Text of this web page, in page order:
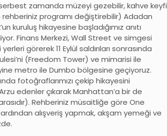
zamanda müzeyi gezebilir, kahve keyfi
rehberiniz programı değiştirebilir) Adadan
kuruluş hikayesine başladığımız anıtı
Finans Merkezi, Wall Street ve simgesi
görerek 11 Eylül saldırıları sonrasında
(Freedom Tower) ve mimarisi ile
metro ile Dumbo bölgesine geçiyoruz.
fotoğraflarımızı çekip hikayesini
edenler çıkarak Manhattan’a bir de
Rehberiniz müsaitliğe göre One
alışveriş yapmak, akşam yemeği ve